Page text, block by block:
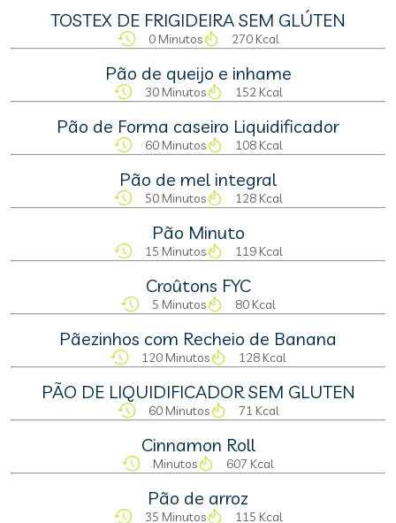
TOSTEX DE FRIGIDEIRA SEM GLÚTEN
0 Minutos 270 Kcal
Pão de queijo e inhame
30 Minutos 152 Kcal
Pão de Forma caseiro Liquidificador
60 Minutos 108 Kcal
Pão de mel integral
50 Minutos 128 Kcal
Pão Minuto
15 Minutos 119 Kcal
Croûtons FYC
5 Minutos 80 Kcal
Pãezinhos com Recheio de Banana
120 Minutos 128 Kcal
PÃO DE LIQUIDIFICADOR SEM GLUTEN
60 Minutos 71 Kcal
Cinnamon Roll
Minutos 607 Kcal
Pão de arroz
35 Minutos 115 Kcal